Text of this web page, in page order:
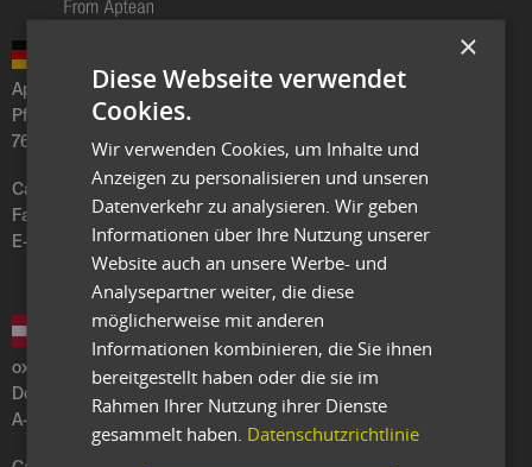
Aptean Germany GmbH
Pforzheimer Str. 128
76275 Ettlingen
Call
+49 7243 2067-200
Fax
+49 7243 6019296
E-Mail:
germany @aptean . com
oxaion gmbh
Dorfstraße 67
A-5101 Bergheim b. Salzburg
×
Diese Webseite verwendet
Cookies.
Wir verwenden Cookies, um Inhalte und
Anzeigen zu personalisieren und unseren
Datenverkehr zu analysieren. Wir geben
Informationen über Ihre Nutzung unserer
Website auch an unsere Werbe- und
Analysepartner weiter, die diese
möglicherweise mit anderen
Informationen kombinieren, die Sie ihnen
bereitgestellt haben oder die sie im
Rahmen Ihrer Nutzung ihrer Dienste
gesammelt haben. Datenschutzrichtlinie